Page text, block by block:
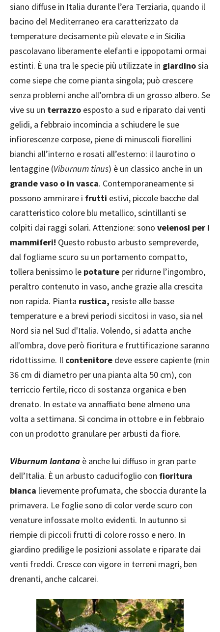
siano diffuse in Italia durante l’era Terziaria, quando il
bacino del Mediterraneo era caratterizzato da
temperature decisamente più elevate e in Sicilia
pascolavano liberamente elefanti e ippopotami ormai
estinti. È una tra le specie più utilizzate in giardinosia
come siepe che come pianta singola; può crescere
senza problemi anche all’ombra di un grosso albero. Se
vive su un terrazzo esposto a sud e riparato dai venti
gelidi, a febbraio incomincia a schiudere le sue
infiorescenze corpose, piene di minuscoli fiorellini
bianchi all’interno e rosati all’esterno: il laurotino o
lentaggine (Viburnum tinus) è un classico anche in un
grande vaso o in vasca. Contemporaneamente si
possono ammirare i frutti estivi, piccole bacche dal
caratteristico colore blu metallico, scintillanti se
colpiti dai raggi solari. Attenzione: sono velenosi per i
mammiferi! Questo robusto arbusto sempreverde,
dal fogliame scuro su un portamento compatto,
tollera benissimo le potature per ridurne l’ingombro,
peraltro contenuto in vaso, anche grazie alla crescita
non rapida. Pianta rustica, resiste alle basse
temperature e a brevi periodi siccitosi in vaso, sia nel
Nord sia nel Sud d'Italia. Volendo, si adatta anche
all'ombra, dove però fioritura e fruttificazione saranno
ridottissime. Il contenitore deve essere capiente (min
36 cm di diametro per una pianta alta 50 cm), con
terriccio fertile, ricco di sostanza organica e ben
drenato. In estate va annaffiato bene almeno una
volta a settimana. Si concima in ottobre e in febbraio
con un prodotto granulare per arbusti da fiore.
Viburnum lantana è anche lui diffuso in gran parte
dell’Italia. È un arbusto caducifoglio con fioritura
bianca lievemente profumata, che sboccia durante la
primavera. Le foglie sono di color verde scuro con
venature infossate molto evidenti. In autunno si
riempie di piccoli frutti di colore rosso e nero. In
giardino predilige le posizioni assolate e riparate dai
venti freddi. Cresce con vigore in terreni magri, ben
drenanti, anche calcarei.